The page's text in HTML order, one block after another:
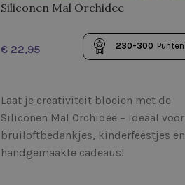
Siliconen Mal Orchidee
€ 230-300 Punten
Laat je creativiteit bloeien met de
Siliconen Mal Orchidee – ideaal voor
bruiloftbedankjes, kinderfeestjes en
handgemaakte cadeaus!